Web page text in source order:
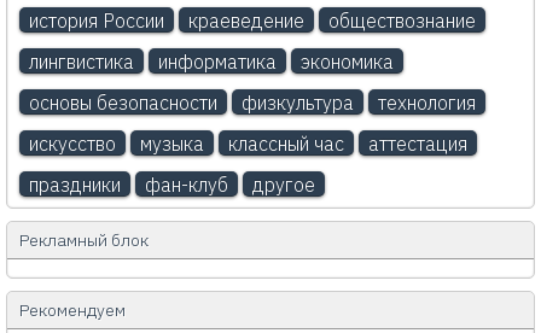
история России
краеведение
обществознание
лингвистика
информатика
экономика
основы безопасности
физкультура
технология
искусство
музыка классный час
аттестация
праздники
фан-клуб другое
Рекламный блок
Рекомендуем